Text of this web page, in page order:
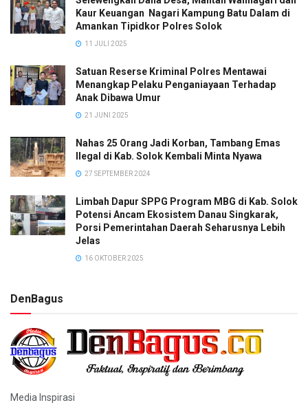
Kaur Keuangan Nagari Kampung Batu Dalam di
Amankan Tipidkor Polres Solok
11 JULI 2025
Satuan Reserse Kriminal Polres Mentawai
Menangkap Pelaku Penganiayaan Terhadap
Anak Dibawa Umur
21 JUNI 2025
Nahas 25 Orang Jadi Korban, Tambang Emas
Ilegal di Kab. Solok Kembali Minta Nyawa
27 SEPTEMBER 2024
Limbah Dapur SPPG Program MBG di Kab. Solok
Potensi Ancam Ekosistem Danau Singkarak,
Porsi Pemerintahan Daerah Seharusnya Lebih
Jelas
16 OKTOBER 2025
DenBagus
Media Inspirasi